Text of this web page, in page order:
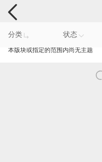
手机反馈
分类 状态
本版块或指定的范围内尚无主题